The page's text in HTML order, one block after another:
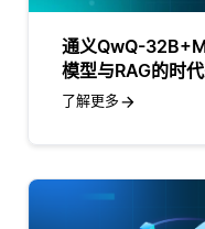
通义QwQ-
模型与RAG的时代
了解更多